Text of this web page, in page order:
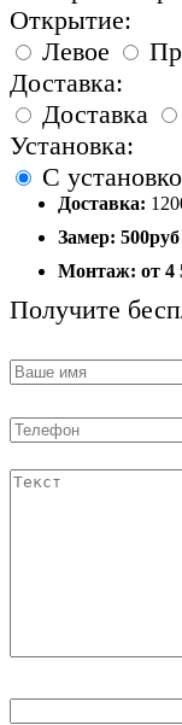
Открытие:
Левое
Доставка:
Доставка
Установка:
С
Доставка:
Замер:
Монтаж: от 4
Получите